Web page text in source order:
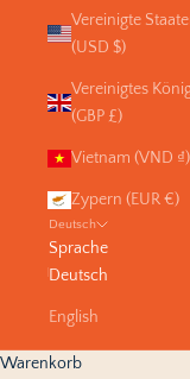
Vereinigte
(USD $)
Vereinigtes
(GBP £)
Vietnam (VND ₫)
Zypern (EUR €)
Deutsch
Sprache
Deutsch
English
Warenkorb